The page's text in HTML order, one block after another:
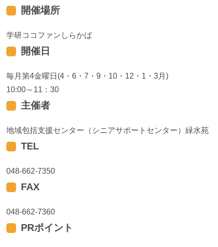
開催場所
学研ココファンしらかば
開催日
毎月第4金曜日(4・6・7・9・10・12・1・3月)
10:00～11：30
主催者
地域包括支援センター（シニアサポートセンター）緑水苑
TEL
048-662-7350
FAX
048-662-7360
PRポイント